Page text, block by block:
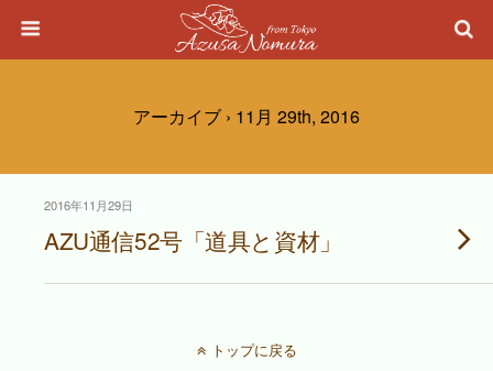
アーカイブ › 11月 29th, 2016
2016年11月29日
AZU通信52号「道具と資材」
トップに戻る